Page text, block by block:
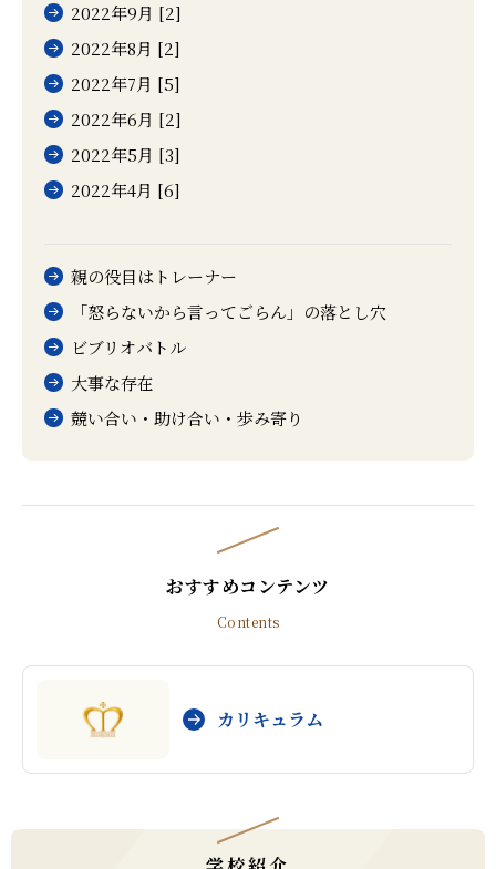
2022年9月 [2]
2022年8月 [2]
2022年7月 [5]
2022年6月 [2]
2022年5月 [3]
2022年4月 [6]
親の役目はトレーナー
「怒らないから言ってごらん」の落とし穴
ビブリオバトル
大事な存在
競い合い・助け合い・歩み寄り
おすすめコンテンツ
Contents
カリキュラム